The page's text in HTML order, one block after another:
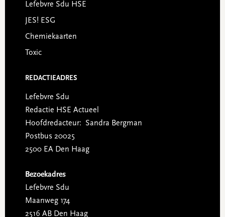
Lefebvre Sdu HSE
JES! ESG
Chemiekaarten
Toxic
REDACTIEADRES
Lefebvre Sdu
Redactie HSE Actueel
Hoofdredacteur: Sandra Bergman
Postbus 20025
2500 EA Den Haag
Bezoekadres
Lefebvre Sdu
Maanweg 174
2516 AB Den Haag